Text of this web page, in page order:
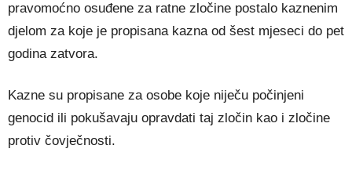
pravomoćno osuđene za ratne zločine postalo kaznenim
djelom za koje je propisana kazna od šest mjeseci do pet
godina zatvora.
Kazne su propisane za osobe koje niječu počinjeni
genocid ili pokušavaju opravdati taj zločin kao i zločine
protiv čovječnosti.